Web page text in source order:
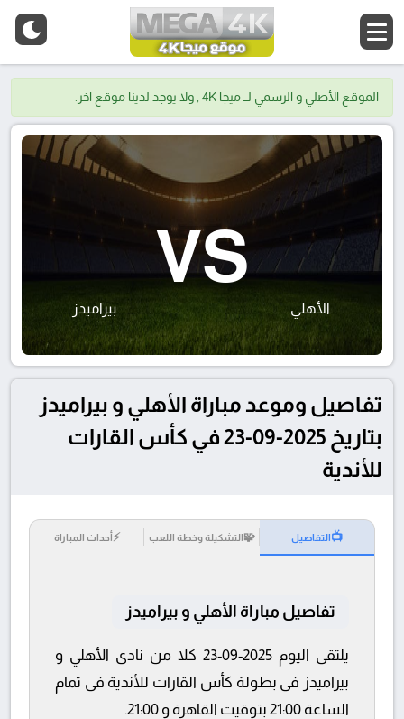
الموقع الأصلي و الرسمي لــ ميجا 4K , ولا يوجد لدينا موقع اخر.
الأهلي
VS
بيراميدز
تفاصيل وموعد مباراة الأهلي و بيراميدز
بتاريخ 2025-09-23 في كأس القارات
للأندية
📺التفاصيل 🧩التشكيلة وخطة اللعب ⚡أحداث المباراة
تفاصيل مباراة الأهلي و بيراميدز
يلتقى اليوم 2025-09-23 كلا من نادى الأهلي و
بيراميدز فى بطولة كأس القارات للأندية فى تمام
الساعة 21:00 بتوقيت القاهرة و 21:00.